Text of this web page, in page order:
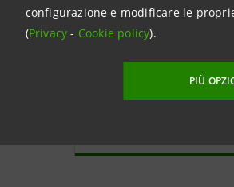
configurazione e modificare le
(Privacy- Cookie policy).
PIÙ